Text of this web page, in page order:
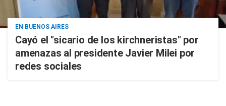
EN BUENOS AIRES
Cayó el "sicario de los kirchneristas" por
amenazas al presidente Javier Milei por
redes sociales